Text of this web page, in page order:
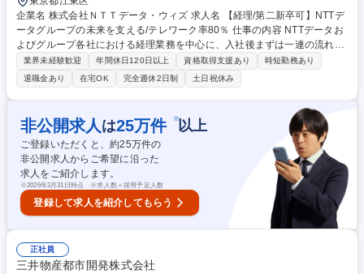
企業名 株式会社ＮＴＴデータ・ウィズ 求人名 【経理/第二新卒可】NTTデ
ータグループの未来を支える/テレワーク率80％ 仕事の内容 NTTデータお
よびグループ各社における経理業務を中心に、入社後まずは一連の流れを
把握していただくため、配属担当先の業務を一通りご経験いただきます。
■各種審査(受注計上/請求/支払/振替等)及び関連業務 ■債権、固定資産等の
残高管理業務 ■月次/四半期/年次決算締め、決算報告関連業務 ■年度末計算
書類作成(国内グループ会社向け) ■事業部門等からの問い合わせ対応、助
言指導 ■会計、SOX監査対応 ■経理プロセスの標準化・効率化(RPAや生成
AI等のテクノロジー活用、マニュアル等の整備更新) 募集職種 【経理/第二
新卒可】NTTデータグループの未来を支える/テレワーク率80％
業界未経験歓迎 年間休日120日以上 資格取得支援あり
時短勤務あり
退職金あり
在宅OK 完全週休2日制 土日祝休み
非公開求人 は25万件 ※以上
ご登録いただくと、約25万件の
非公開求人からご希望に沿った
求人をご紹介します。
※2026年3月31日時点 ※求人数＝採用予定人数
登録して求人を紹介してもらう
正社員
三井物産都市開発株式会社